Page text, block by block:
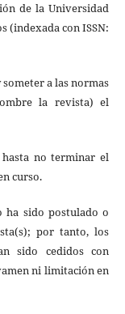
de la Universidad
(indexada con ISSN:
a las normas
la revista) el
no terminar el
curso.
ha sido postulado o
por tanto, los
sido cedidos con
ni limitación en